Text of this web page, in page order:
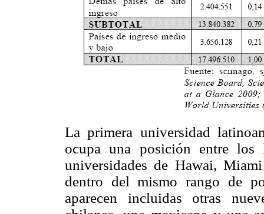
La primera universidad
ocupa una posición entre
universidades de Hawai,
dentro del mismo rango de
aparecen incluidas otras